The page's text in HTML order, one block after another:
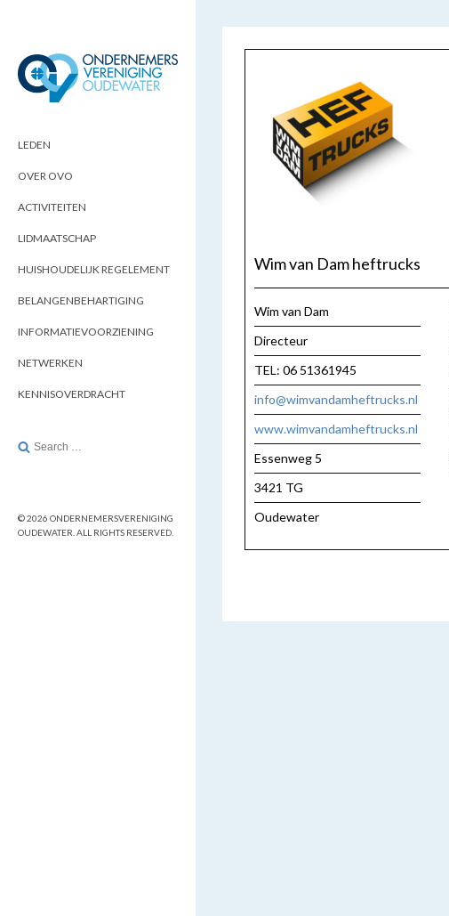
LEDEN
OVER OVO
ACTIVITEITEN
LIDMAATSCHAP
HUISHOUDELIJK REGELEMENT
BELANGENBEHARTIGING
INFORMATIEVOORZIENING
NETWERKEN
KENNISOVERDRACHT
Search
© 2026 ONDERNEMERSVERENIGING
OUDEWATER. ALL RIGHTS RESERVED.
Wim van Dam heftrucks
Wim van Dam
Directeur
TEL: 06 51361945
info@wimvandamheftrucks.nl
www.wimvandamheftrucks.nl
Essenweg 5
3421 TG
Oudewater